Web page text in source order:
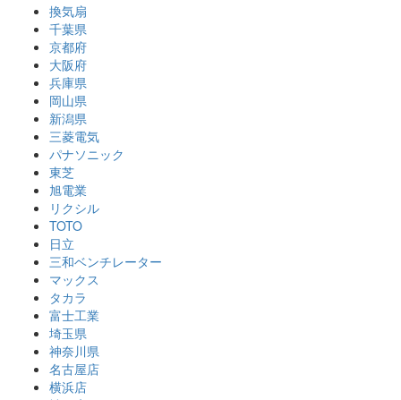
換気扇
千葉県
京都府
大阪府
兵庫県
岡山県
新潟県
三菱電気
パナソニック
東芝
旭電業
リクシル
TOTO
日立
三和ベンチレーター
マックス
タカラ
富士工業
埼玉県
神奈川県
名古屋店
横浜店